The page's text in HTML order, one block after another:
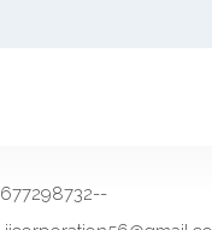
677298732--